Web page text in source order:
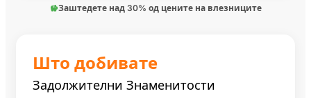
Продолжете →
Заштедете над 30% од цените на влезниците
Што добивате
Задолжителни Знаменитости
100+ атракции и активности